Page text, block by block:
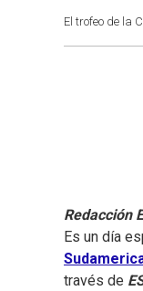
El trofeo de la
Redacción
Es un día
través de